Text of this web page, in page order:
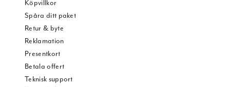
Köpvillkor
Spåra ditt paket
Retur & byte
Reklamation
Presentkort
Betala offert
Teknisk support